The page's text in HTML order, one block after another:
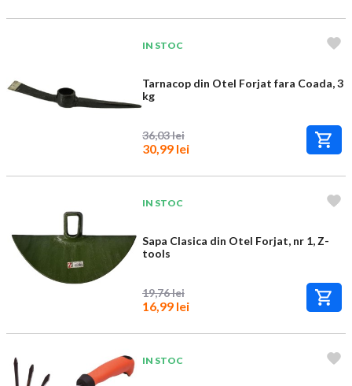
IN STOC
Tarnacop din Otel Forjat fara Coada, 3
kg
36,03 lei
30,99 lei
IN STOC
Sapa Clasica din Otel Forjat, nr 1, Z-
tools
19,76 lei
16,99 lei
IN STOC